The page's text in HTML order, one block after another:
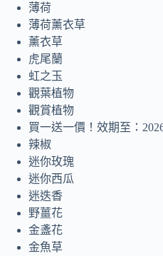
薄荷
薄荷薰衣草
薰衣草
虎尾蘭
虹之玉
觀葉植物
觀賞植物
買一送一價！效期至：
辣椒
迷你玫瑰
迷你西瓜
迷迭香
野薑花
金盞花
金魚草